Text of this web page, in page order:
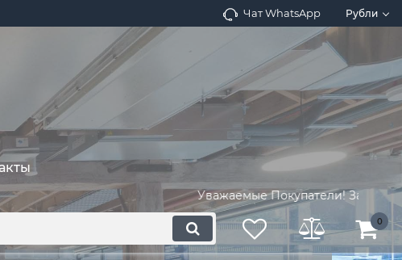
Чат WhatsApp Рубли
Уважаемые Покупатели! Запросите
0